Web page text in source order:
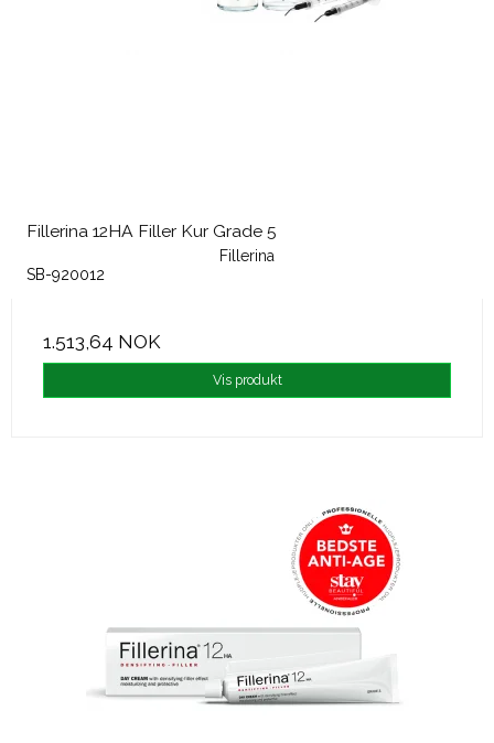
Fillerina 12HA Filler Kur Grade 5
Fillerina
SB-920012
1.513,64 NOK
Vis produkt